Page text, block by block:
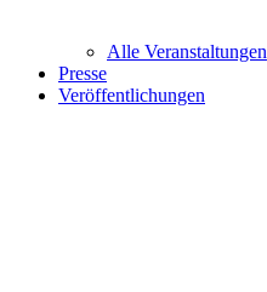
Alle Veranstaltungen
Presse
Veröffentlichungen